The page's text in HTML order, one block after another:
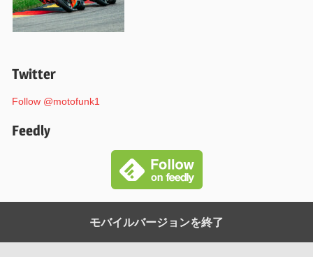
Twitter
Follow @motofunk1
Feedly
モバイルバージョンを終了